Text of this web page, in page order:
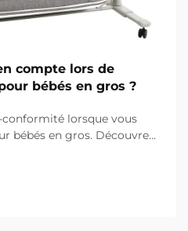
compte lors de
bébés en gros ?
conformité lorsque vous
bébés en gros. Découvrez
la liste de